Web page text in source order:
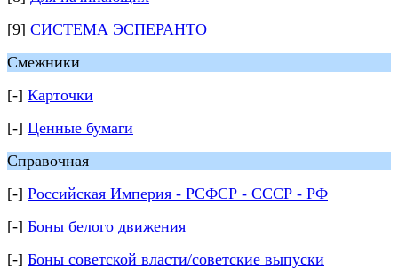
[9] СИСТЕМА ЭСПЕРАНТО
Смежники
[-] Карточки
[-] Ценные бумаги
Справочная
[-] Российская Империя - РСФСР - СССР - РФ
[-] Боны белого движения
[-] Боны советской власти/советские выпуски